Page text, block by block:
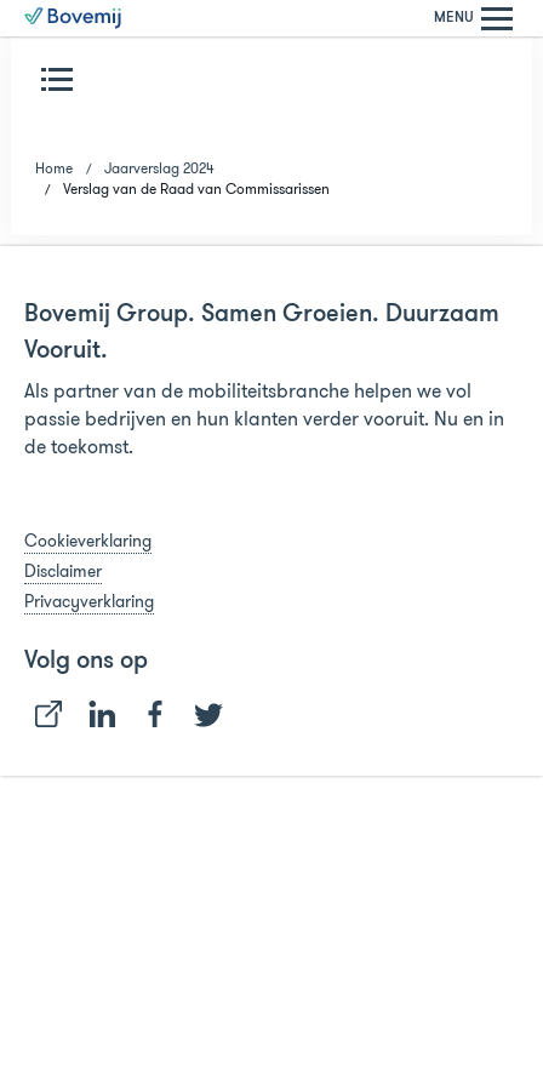
MENU
Home
Jaarverslag 2024
Verslag van de Raad van Commissarissen
Bovemij Group. Samen Groeien. Duurzaam
Vooruit.
Als partner van de mobiliteitsbranche helpen we vol
passie bedrijven en hun klanten verder vooruit. Nu en in
de toekomst.
Cookieverklaring
Disclaimer
Privacyverklaring
Volg ons op